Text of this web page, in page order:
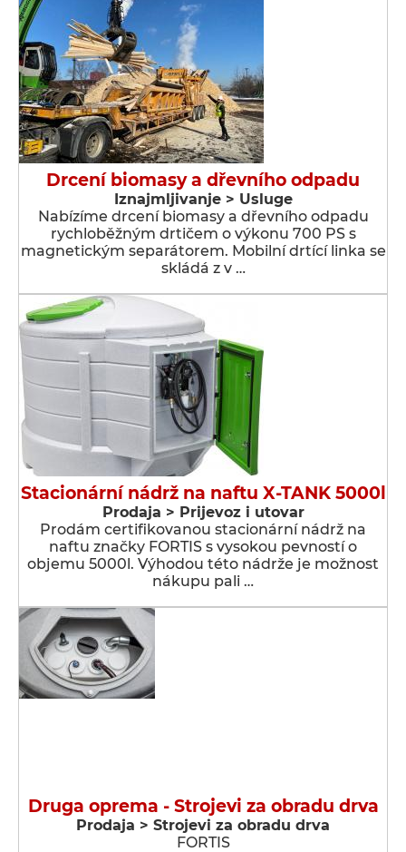
Drcení biomasy a dřevního odpadu
Iznajmljivanje > Usluge
Nabízíme drcení biomasy a dřevního odpadu
rychloběžným drtičem o výkonu 700 PS s
magnetickým separátorem. Mobilní drtící linka se
skládá z v …
Stacionární nádrž na naftu X-TANK 5000l
Prodaja > Prijevoz i utovar
Prodám certifikovanou stacionární nádrž na
naftu značky FORTIS s vysokou pevností o
objemu 5000l. Výhodou této nádrže je možnost
nákupu pali …
Druga oprema - Strojevi za obradu drva
Prodaja > Strojevi za obradu drva
FORTIS